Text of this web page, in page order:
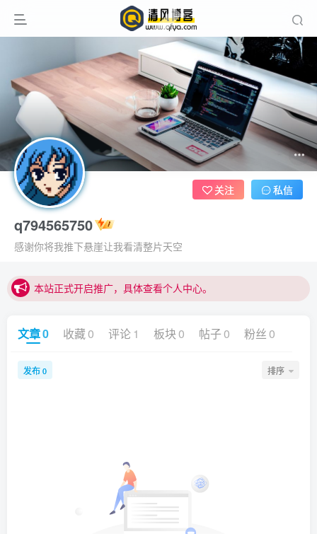
q794565750
感谢你将我推下悬崖让我看清整片天空
关注 私信
本站正式开启推广，具体查看个人中心。
站内下载链接有问题请私信站长 - 清风博客
本站正式开启推广，具体查看个人中心。
文章0 收藏0 评论1 板块 0 帖子0 粉丝 0
发布 0 排序